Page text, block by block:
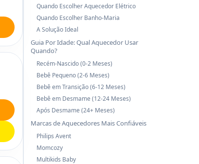
Quando Escolher Aquecedor Elétrico
Quando Escolher Banho-Maria
A Solução Ideal
Guia Por Idade: Qual Aquecedor Usar
Quando?
Recém-Nascido (0-2 Meses)
Bebê Pequeno (2-6 Meses)
Bebê em Transição (6-12 Meses)
Bebê em Desmame (12-24 Meses)
Após Desmame (24+ Meses)
Marcas de Aquecedores Mais Confiáveis
Philips Avent
Momcozy
Multikids Baby